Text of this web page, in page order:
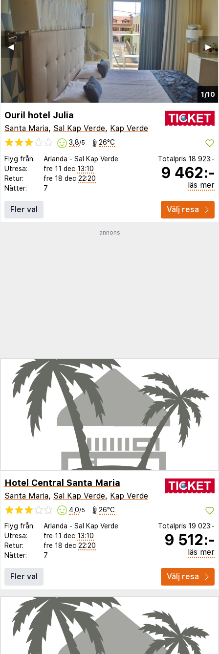
1/10
▶︎
◀︎
Ouril hotel Julia
Santa Maria, Sal Kap Verde, Kap Verde
3,8/5 26°C
Flyg från: Arlanda - Sal Kap Verde
Utresa:
fre 11 dec 13:10
Retur:
fre 18 dec 22:20
Nätter:
7
Totalpris 18 923:-
9 462:-
läs mer
Fler val Välj resa
annons
Hotel Central Santa Maria
Santa Maria, Sal Kap Verde, Kap Verde
4,0/5 26°C
Flyg från: Arlanda - Sal Kap Verde
Utresa:
fre 11 dec 13:10
Retur:
fre 18 dec 22:20
Nätter:
7
Totalpris 19 023:-
9 512:-
läs mer
Fler val Välj resa